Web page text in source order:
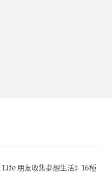
朋友收集夢想生活》16種